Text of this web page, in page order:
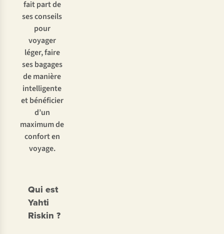
fait part de
ses conseils
pour
voyager
léger, faire
ses bagages
de manière
intelligente
et bénéficier
d’un
maximum de
confort en
voyage.
Qui est
Yahti
Riskin ?